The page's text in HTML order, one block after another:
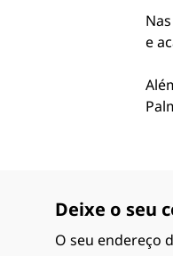
e
Deixe o seu
O seu endereço